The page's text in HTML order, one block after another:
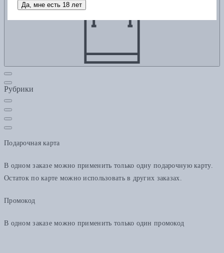
Рубрики
Подарочная карта
В одном заказе можно применить только одну подарочную карту.
Остаток по карте можно использовать в других заказах.
Промокод
В одном заказе можно применить только один промокод
Да, мне есть 18 лет